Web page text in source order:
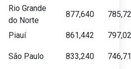
Rio Grande
do Norte
877,640
Piauí 861,442
São Paulo 833,240